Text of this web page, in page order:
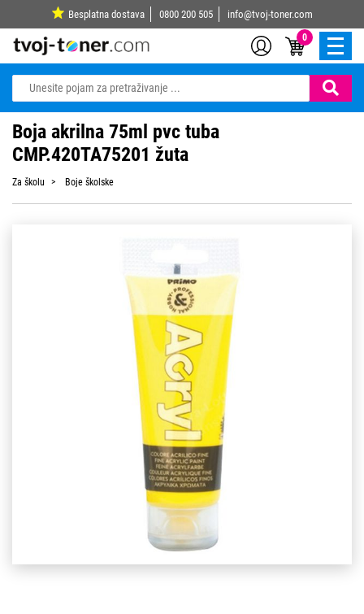
Besplatna dostava 0800 200 505 info@tvoj-toner.com
0
Boja akrilna 75ml pvc tuba
CMP.420TA75201 žuta
Za školu Boje školske